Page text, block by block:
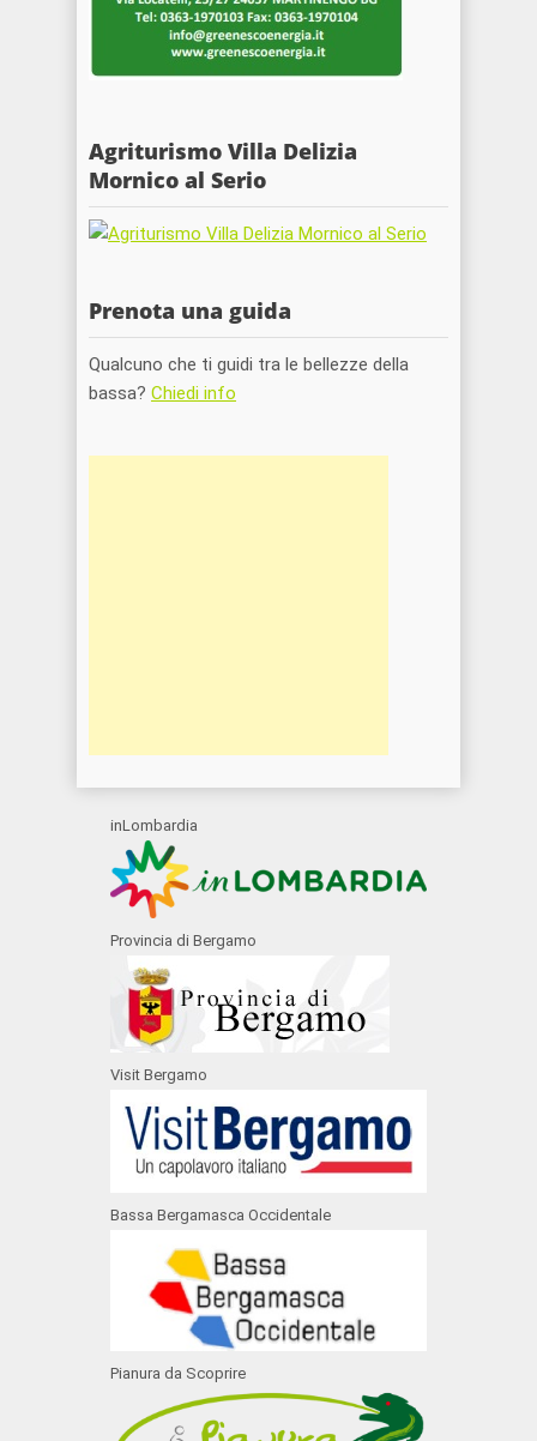
Agriturismo Villa Delizia
Mornico al Serio
Prenota una guida
Qualcuno che ti guidi tra le bellezze della
bassa? Chiedi info
inLombardia
Provincia di Bergamo
Visit Bergamo
Bassa Bergamasca Occidentale
Pianura da Scoprire